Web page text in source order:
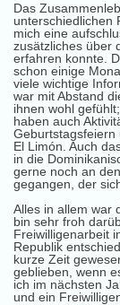
Das
unterschiedlichen
mich eine
zusätzliches über
erfahren konnte.
schon einige
viele wichtige
war mit Abstand
ihnen wohl
haben auch
Geburtstagsfeiern
El Limón. Auch
in die
gerne noch an
gegangen, der
Alles in allem war
bin sehr froh
Freiwilligenarbeit
Republik
kurze Zeit
geblieben, wenn
ich im nächsten
und ein